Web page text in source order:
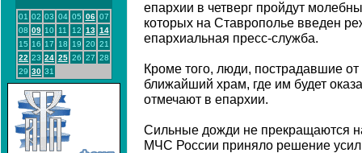
01 02 03 04 05 06 07
08 09 10 11 12 13 14
15 16 17 18 19 20 21
22 23 24 25 26 27 28
29 30 31
епархии в четверг пройдут
которых на Ставрополье введен
епархиальная пресс-служба.
Кроме того, люди, пострадавшие от
ближайший храм, где им будет
отмечают в епархии.
Сильные дожди не прекращаются
МЧС России приняло решение